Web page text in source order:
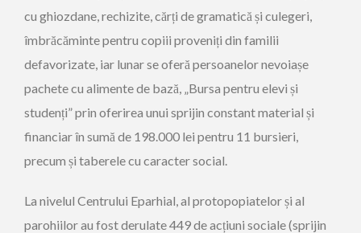
cu ghiozdane, rechizite, cărți de gramatică și culegeri,
îmbrăcăminte pentru copiii proveniți din familii
defavorizate, iar lunar se oferă persoanelor nevoiașe
pachete cu alimente de bază, „Bursa pentru elevi și
studenți” prin oferirea unui sprijin constant material și
financiar în sumă de 198.000 lei pentru 11 bursieri,
precum și taberele cu caracter social.
La nivelul Centrului Eparhial, al protopopiatelor și al
parohiilor au fost derulate 449 de acțiuni sociale (sprijin